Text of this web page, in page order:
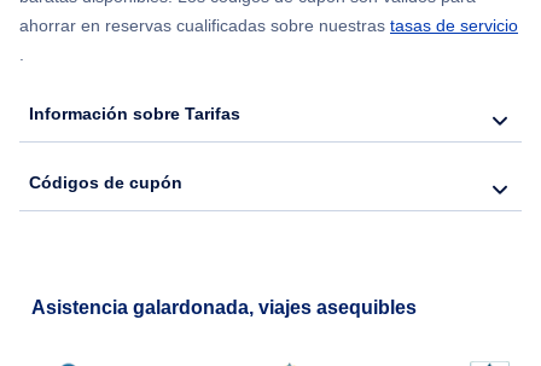
Flights from Nueva York to Seúl
ahorrar en reservas cualificadas sobre nuestras tasas de servicio
.
Información sobre Tarifas
Códigos de cupón
Asistencia galardonada, viajes asequibles